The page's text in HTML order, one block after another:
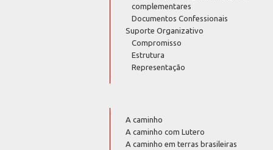
complementares
Documentos Confessionais
Suporte Organizativo
Compromisso
Estrutura
Representação
A caminho
A caminho com Lutero
A caminho em terras brasileiras